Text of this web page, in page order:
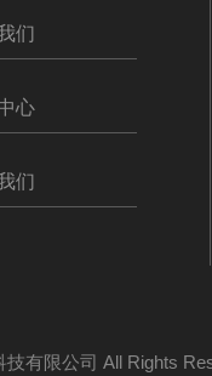
们
心
们
技有限公司 All Rights